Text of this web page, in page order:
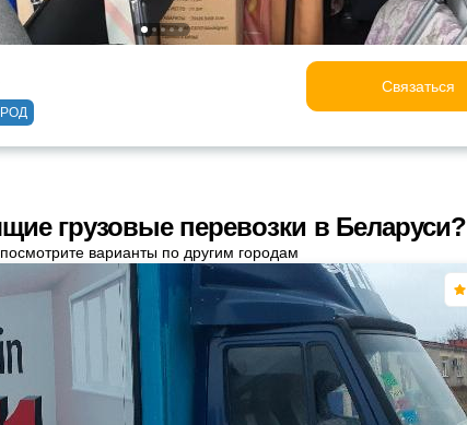
Связаться
грузовые перевозки в Беларуси?
варианты по другим городам